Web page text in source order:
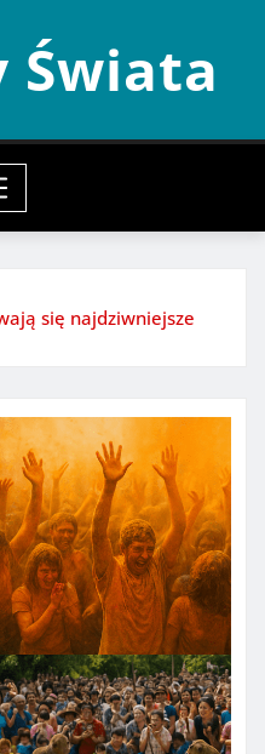
Świata
się najdziwniejsze